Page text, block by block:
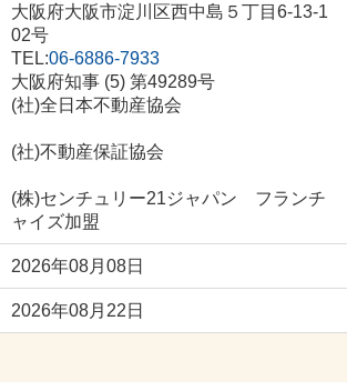
大阪府大阪市淀川区西中島５丁目6-13-1
02号
TEL:06-6886-7933
大阪府知事 (5) 第49289号
(社)全日本不動産協会
(社)不動産保証協会
(株)センチュリー21ジャパン フランチ
ャイズ加盟
2026年08月08日
2026年08月22日